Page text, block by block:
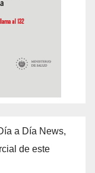
a Día News,
de este